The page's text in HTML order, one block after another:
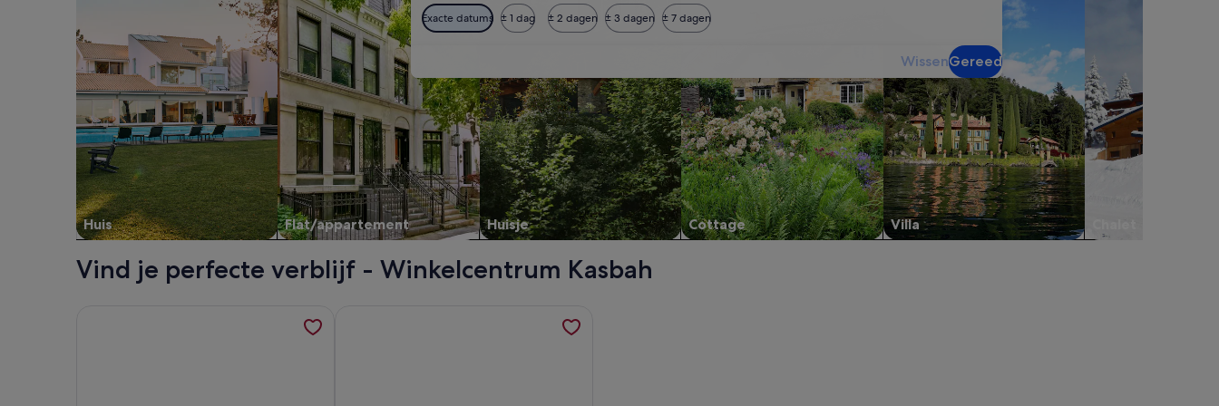
Exacte datums ± 1 dag ± 2 dagen ± 3 dagen ± 7 dagen
WissenGereed
Huis Flat/appartement Huisje Cottage Villa
Vind je perfecte verblijf - Winkelcentrum Kasbah